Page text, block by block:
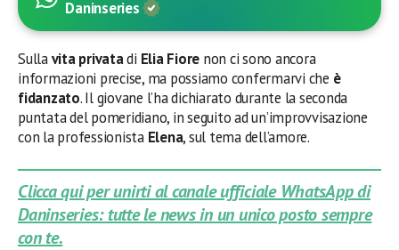
Daninseries
Sullavita privatadi Elia Fiore non ci sono ancora
informazioni precise, ma possiamo confermarvi che è
fidanzato. Il giovane l’ha dichiarato durante la seconda
puntata del pomeridiano, in seguito ad un’improvvisazione
con la professionista Elena, sul tema dell’amore.
Clicca qui per unirti al canale ufficiale WhatsApp di
Daninseries: tutte le news in un unico posto sempre
con te.